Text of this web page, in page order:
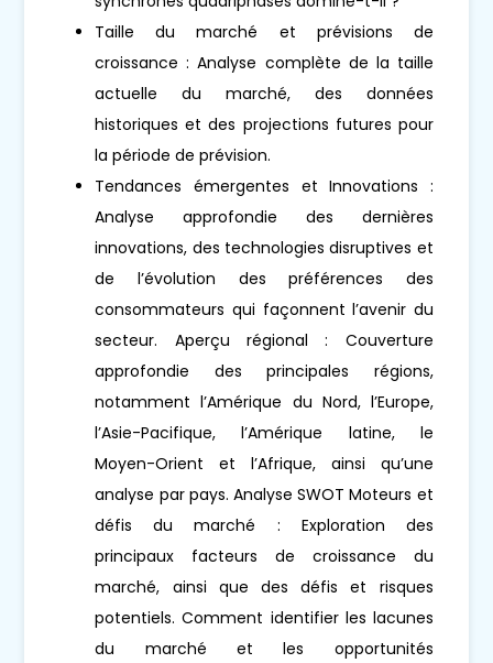
Taille du marché et prévisions de
croissance : Analyse complète de la taille
actuelle du marché, des données
historiques et des projections futures pour
la période de prévision.
Tendances émergentes et Innovations :
Analyse approfondie des dernières
innovations, des technologies disruptives et
de l’évolution des préférences des
consommateurs qui façonnent l’avenir du
secteur. Aperçu régional : Couverture
approfondie des principales régions,
notamment l’Amérique du Nord, l’Europe,
l’Asie-Pacifique, l’Amérique latine, le
Moyen-Orient et l’Afrique, ainsi qu’une
analyse par pays. Analyse SWOT Moteurs et
défis du marché : Exploration des
principaux facteurs de croissance du
marché, ainsi que des défis et risques
potentiels. Comment identifier les lacunes
du marché et les opportunités